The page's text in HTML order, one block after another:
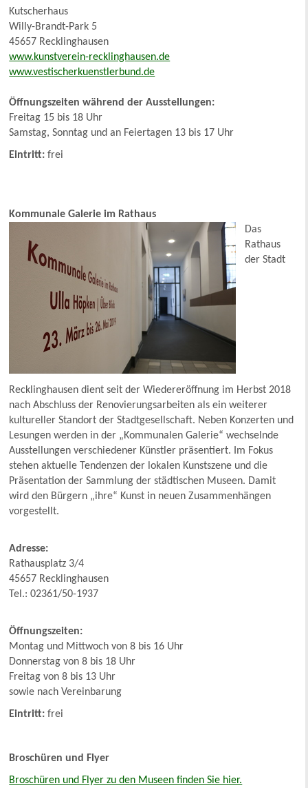
Kutscherhaus
Willy-Brandt-Park 5
45657 Recklinghausen
www.kunstverein-recklinghausen.de
www.vestischerkuenstlerbund.de
Öffnungszeiten während der Ausstellungen:
Freitag 15 bis 18 Uhr
Samstag, Sonntag und an Feiertagen 13 bis 17 Uhr
Eintritt: frei
Kommunale Galerie im Rathaus
Das
Rathaus
der Stadt
Recklinghausen dient seit der Wiedereröffnung im Herbst 2018
nach Abschluss der Renovierungsarbeiten als ein weiterer
kultureller Standort der Stadtgesellschaft. Neben Konzerten und
Lesungen werden in der „Kommunalen Galerie“ wechselnde
Ausstellungen verschiedener Künstler präsentiert. Im Fokus
stehen aktuelle Tendenzen der lokalen Kunstszene und die
Präsentation der Sammlung der städtischen Museen. Damit
wird den Bürgern „ihre“ Kunst in neuen Zusammenhängen
vorgestellt.
Adresse:
Rathausplatz 3/4
45657 Recklinghausen
Tel.: 02361/50-1937
Öffnungszeiten:
Montag und Mittwoch von 8 bis 16 Uhr
Donnerstag von 8 bis 18 Uhr
Freitag von 8 bis 13 Uhr
sowie nach Vereinbarung
Eintritt:frei
Broschüren und Flyer
Broschüren und Flyer zu den Museen finden Sie hier.